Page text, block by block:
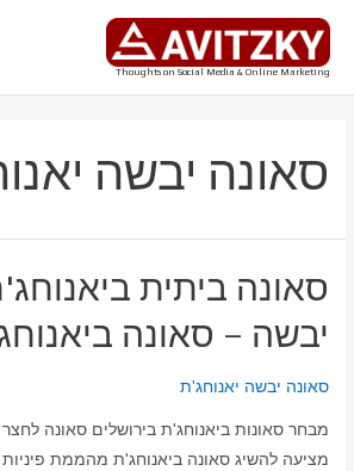
דילוג
לתוכן
Thoughts on Social Media & Online Marketing
סאונה יבשה
סאונה ביתית
יבשה – סאונה
סאונה יבשה יאנוחג'ת
מבחר סאונות ביאנוחג'ת בירושלים סאונה
מציעה להשיג סאונה ביאנוחג'ת מהממת